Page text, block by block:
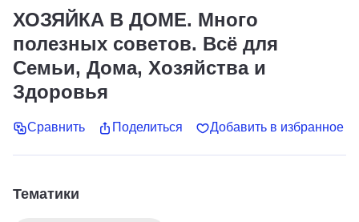
ХОЗЯЙКА В ДОМЕ. Много
полезных советов. Всё для
Семьи, Дома, Хозяйства и
Здоровья
Сравнить Поделиться Добавить в избранное
Тематики